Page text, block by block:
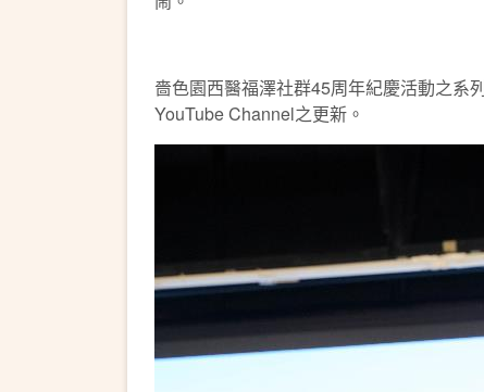
嗇色園西醫福澤社群45周年紀慶活動之系
YouTube Channel之更新。